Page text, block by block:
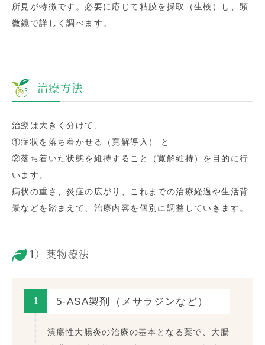
所見が特徴です。必要に応じて粘膜を採取（生検）し、顕
微鏡で詳しく調べます。
治療方法
治療は大きく分けて、
①症状を落ち着かせる（寛解導入） と
②落ち着いた状態を維持すること（寛解維持）を目的に行
います。
病状の重さ、炎症の広がり、これまでの治療経過や生活背
景などを踏まえて、治療内容を個別に調整していきます。
1）薬物療法
1 5-ASA製剤（メサラジンなど）
潰瘍性大腸炎の治療の基本となる薬で、大腸